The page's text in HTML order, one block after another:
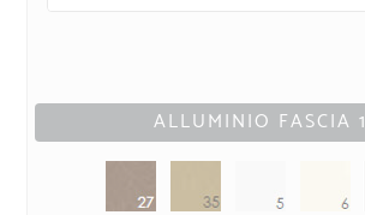
ALLUMINIO FASCIA 1